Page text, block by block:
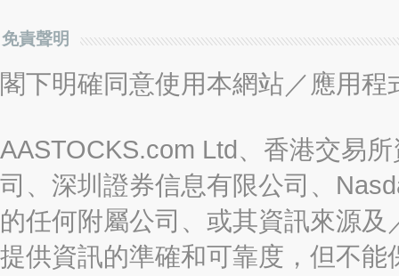
免責聲明
閣下明確同意使用本網站／應用
AASTOCKS.com Ltd、香港交易
司、深圳證券信息有限公司、
的任何附屬公司、或其資訊來源
提供資訊的準確和可靠度，但不